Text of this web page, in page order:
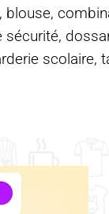
scolaire,